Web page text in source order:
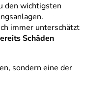
den wichtigsten
immer unterschätzt
Schäden
sondern eine der